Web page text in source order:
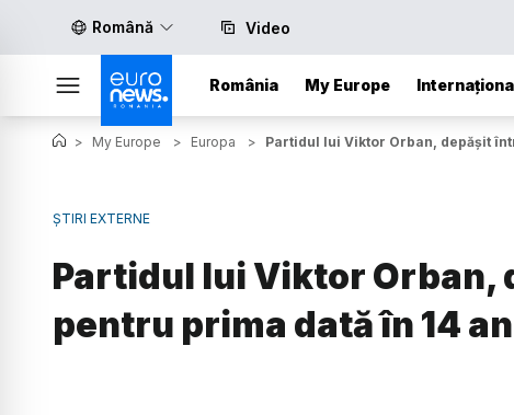
Română Video
România My Europe
> My Europe > Europa > Partidul lui Viktor Orban, depășit
ȘTIRI EXTERNE
Partidul lui Viktor Orban,
pentru prima dată în 14